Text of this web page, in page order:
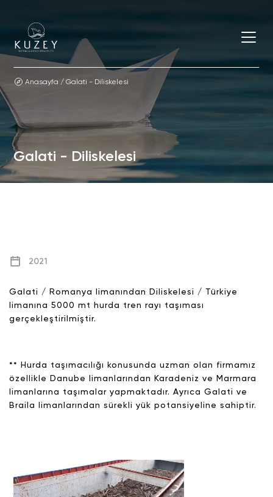
Anasayfa / Galati - Diliskelesi
Galati - Diliskelesi
2021
Galati / Romanya limanından Diliskelesi / Türkiye
limanına 5000 mt hurda tren rayı taşıması
gerçekleştirilmiştir.
** Hurda taşımacılığı konusunda uzman olan firmamız
özellikle Danube limanlarından Karadeniz ve Marmara
limanlarına taşımalar yapmaktadır. Ayrıca Galati ve
Braila limanlarından sürekli yük potansiyeline sahiptir.